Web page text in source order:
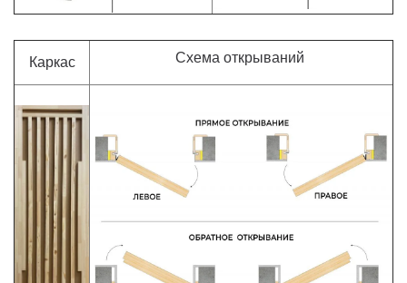
Каркас Схема открываний